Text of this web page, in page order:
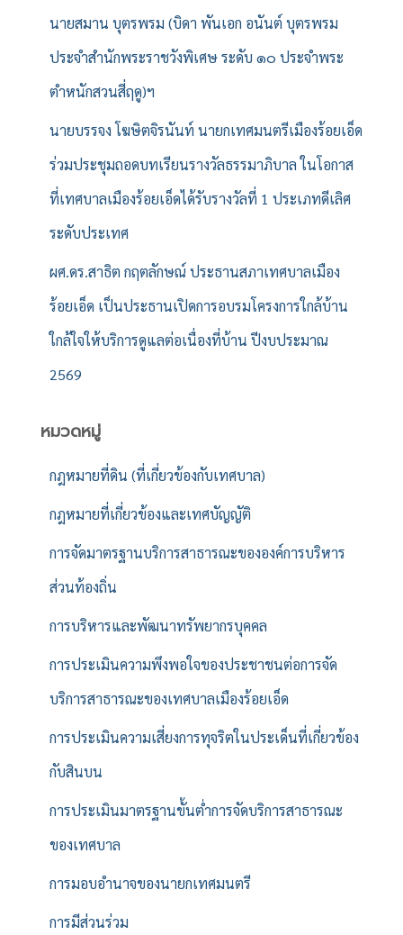
นายสมาน บุตรพรม (บิดา พันเอก อนันต์ บุตรพรม
ประจำสำนักพระราชวังพิเศษ ระดับ ๑๐ ประจำพระ
ตำหนักสวนสี่ฤดู)ฯ
นายบรรจง โฆษิตจิรนันท์ นายกเทศมนตรีเมืองร้อยเอ็ด
ร่วมประชุมถอดบทเรียนรางวัลธรรมาภิบาล ในโอกาส
ที่เทศบาลเมืองร้อยเอ็ดได้รับรางวัลที่ 1 ประเภทดีเลิศ
ระดับประเทศ
ผศ.ดร.สาธิต กฤตลักษณ์ ประธานสภาเทศบาลเมือง
ร้อยเอ็ด เป็นประธานเปิดการอบรมโครงการใกล้บ้าน
ใกล้ใจให้บริการดูแลต่อเนื่องที่บ้าน ปีงบประมาณ
2569
หมวดหมู่
กฎหมายที่ดิน (ที่เกี่ยวข้องกับเทศบาล)
กฎหมายที่เกี่ยวข้องและเทศบัญญัติ
การจัดมาตรฐานบริการสาธารณะขององค์การบริหาร
ส่วนท้องถิ่น
การบริหารและพัฒนาทรัพยากรบุคคล
การประเมินความพึงพอใจของประชาชนต่อการจัด
บริการสาธารณะของเทศบาลเมืองร้อยเอ็ด
การประเมินความเสี่ยงการทุจริตในประเด็นที่เกี่ยวข้อง
กับสินบน
การประเมินมาตรฐานขั้นต่ำการจัดบริการสาธารณะ
ของเทศบาล
การมอบอำนาจของนายกเทศมนตรี
การมีส่วนร่วม